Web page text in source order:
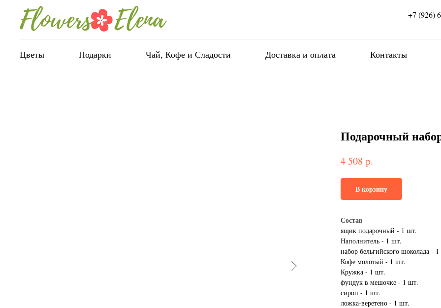
+7 (926)
Цветы Подарки Чай, Кофе и Сладости Доставка и оплата Контакты
Подарочный
4 508 р.
В корзину
Состав
ящик подарочный - 1 шт.
Наполнитель - 1 шт.
набор бельгийского шоколада -
Кофе молотый - 1 шт.
Кружка - 1 шт.
фундук в мешочке - 1 шт.
сироп - 1 шт.
ложка-веретено - 1 шт.